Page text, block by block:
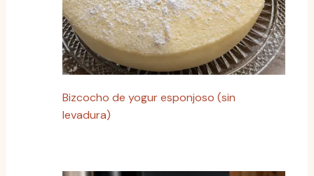
Bizcocho de yogur esponjoso (sin
levadura)